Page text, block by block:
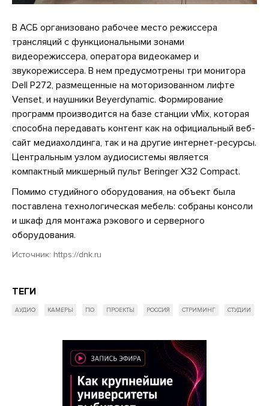
В АСБ организовано рабочее место режиссера
трансляций с функциональными зонами
видеорежиссера, оператора видеокамер и
звукорежиссера. В нем предусмотрены три монитора
Dell P272, размещенные на моторизованном лифте
Venset, и наушники Beyerdynamic. Формирование
программ производится на базе станции vMix, которая
способна передавать контент как на официальный веб-
сайт медиахолдинга, так и на другие интернет-ресурсы.
Центральным узлом аудиосистемы является
компактный микшерный пульт Beringer X32 Compact.
Помимо студийного оборудования, на объект была
поставлена технологическая мебель: собраны консоли
и шкаф для монтажа рэкового и серверного
оборудования.
Источник: https://dnk.ru
ТЕГИ
АУДИО КАМЕРЫ ПО ПРОЕКТЫ РОССИЯ СТРИМИНГ СТУДИИ